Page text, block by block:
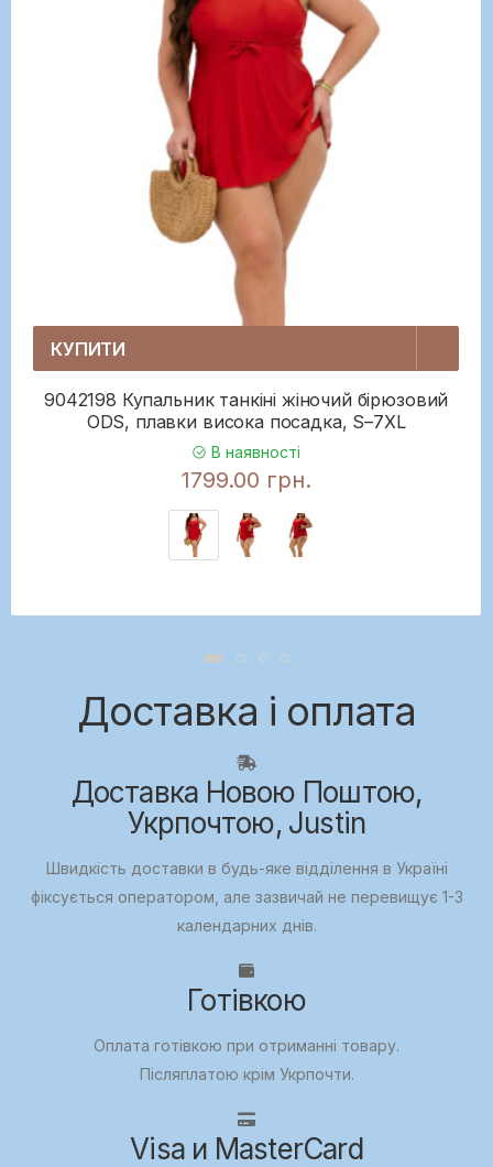
КУПИТИ
9042198 Купальник танкіні жіночий бірюзовий
ODS, плавки висока посадка, S–7XL
В наявності
1799.00 грн.
Доставка і оплата
Доставка Новою Поштою,
Укрпочтою, Justin
Швидкість доставки в будь-яке відділення в Україні
фіксується оператором, але зазвичай не перевищує 1-3
календарних днів.
Готівкою
Оплата готівкою при отриманні товару.
Післяплатою крім Укрпочти.
Visa и MasterCard